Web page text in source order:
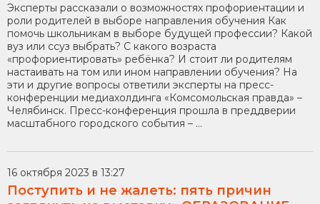
Эксперты рассказали о возможностях профориентации и
роли родителей в выборе направления обучения Как
помочь школьникам в выборе будущей профессии? Какой
вуз или ссуз выбрать? С какого возраста
«профориентировать» ребёнка? И стоит ли родителям
настаивать на том или ином направлении обучения? На
эти и другие вопросы ответили эксперты на пресс-
конференции медиахолдинга «Комсомольская правда» –
Челябинск. Пресс-конференция прошла в преддверии
масштабного городского события – ...
16 октября 2023 в 13:27
Поступить и не жалеть: пять причин